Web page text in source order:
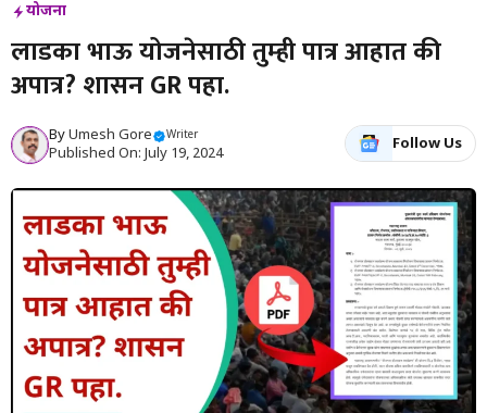
योजना
लाडका भाऊ योजनेसाठी तुम्ही पात्र आहात की
अपात्र? शासन GR पहा.
ByUmesh Gore Writer
Published On: July 19, 2024
Follow Us